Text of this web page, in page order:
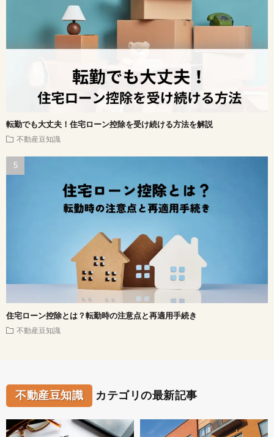
転勤でも大丈夫！住宅ローン控除を受け続ける方法を解説
不動産豆知識
住宅ローン控除とは？転勤時の注意点と再適用手続き
不動産豆知識
不動産豆知識 カテゴリの最新記事